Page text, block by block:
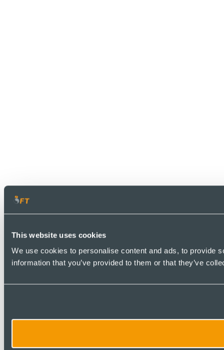
This website uses cookies
We use cookies to personalise content and ads, to provide
information that you’ve provided to them or that they’ve